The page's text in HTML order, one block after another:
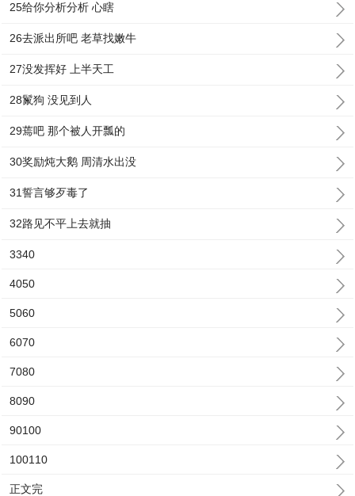
25给你分析分析 心瞎
26去派出所吧 老草找嫩牛
27没发挥好 上半天工
28鬣狗 没见到人
29蔫吧 那个被人开瓢的
30奖励炖大鹅 周清水出没
31誓言够歹毒了
32路见不平上去就抽
3340
4050
5060
6070
7080
8090
90100
100110
正文完